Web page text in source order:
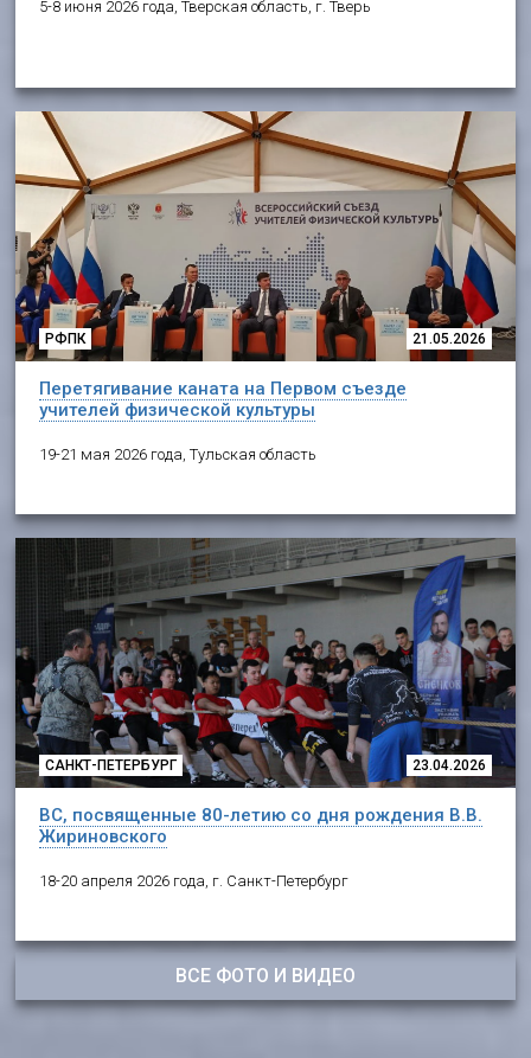
5-8 июня 2026 года, Тверская область, г. Тверь
РФПК 21.05.2026
Перетягивание каната на Первом съезде
учителей физической культуры
19-21 мая 2026 года, Тульская область
САНКТ-ПЕТЕРБУРГ 23.04.2026
ВС, посвященные 80-летию со дня рождения В.В.
Жириновского
18-20 апреля 2026 года, г. Санкт-Петербург
ВСЕ ФОТО И ВИДЕО